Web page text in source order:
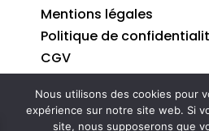
Mentions légales
Politique de
CGV
Nous utilisons des cookies pour
expérience sur notre site web. Si
site, nous supposerons que